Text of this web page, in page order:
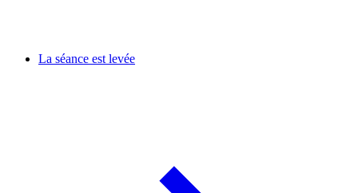
La séance est levée